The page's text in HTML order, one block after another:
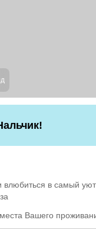
влюбиться в самый
места Вашего